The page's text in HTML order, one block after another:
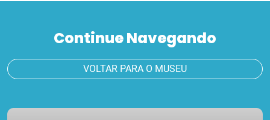
Continue Navegando
VOLTAR PARA O MUSEU